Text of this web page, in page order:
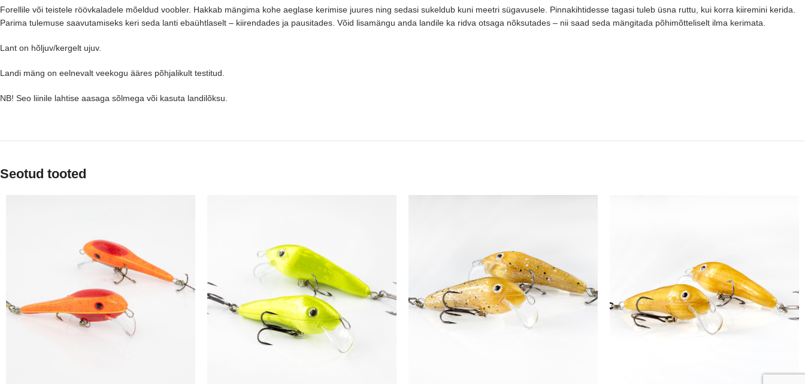
Forellile või teistele röövkaladele mõeldud voobler. Hakkab mängima kohe aeglase kerimise juures ning sedasi sukeldub kuni meetri sügavusele. Pinnakihtidesse tagasi tuleb üsna ruttu, kui korra kiiremini kerida.
Parima tulemuse saavutamiseks keri seda lanti ebaühtlaselt – kiirendades ja pausitades. Võid lisamängu anda landile ka ridva otsaga nõksutades – nii saad seda mängitada põhimõtteliselt ilma kerimata.
Lant on hõljuv/kergelt ujuv.
Landi mäng on eelnevalt veekogu ääres põhjalikult testitud.
NB! Seo liinile lahtise aasaga sõlmega või kasuta landilõksu.
Seotud tooted